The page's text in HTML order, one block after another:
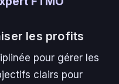
les profits
pour gérer les
clairs pour